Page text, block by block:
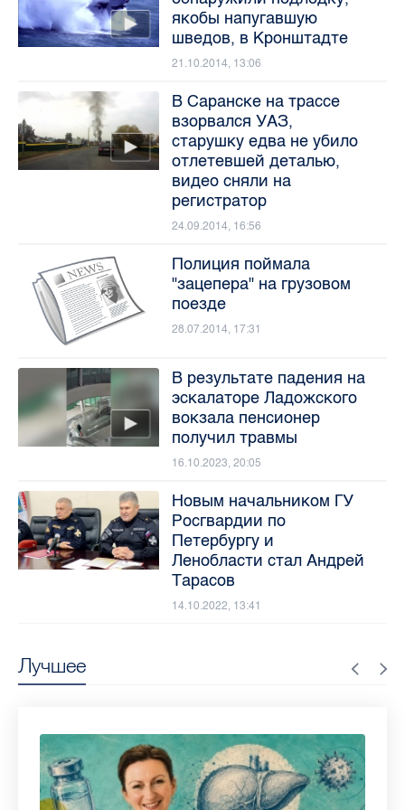
Лучшее
якобы напугавшую
шведов, в Кронштадте
21.10.2014, 13:06
В Саранске на трассе
взорвался УАЗ,
старушку едва не убило
отлетевшей деталью,
видео сняли на
регистратор
24.09.2014, 16:56
Полиция поймала
"зацепера" на грузовом
поезде
28.07.2014, 17:31
В результате падения на
эскалаторе Ладожского
вокзала пенсионер
получил травмы
16.10.2023, 20:05
Новым начальником ГУ
Росгвардии по
Петербургу и
Ленобласти стал Андрей
Тарасов
14.10.2022, 13:41